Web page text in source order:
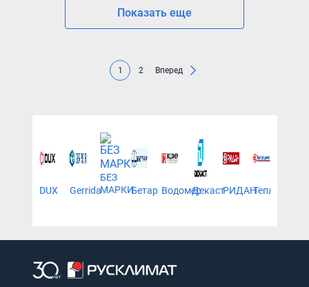
Показать еще
1 2 Вперед
DUX Gerrida
БЕЗ
МАРКИБетар ВодомерДекастРИДАН